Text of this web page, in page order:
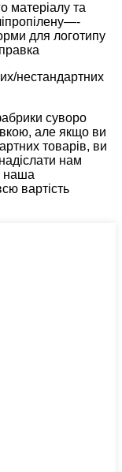
матеріалу та
для логотипу
нестандартних
суворо
але якщо ви
товарів, ви
нам
наша
вартість